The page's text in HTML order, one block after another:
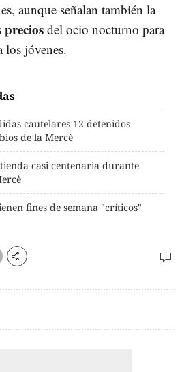
aunque señalan también la
del ocio nocturno para
los jóvenes.
cautelares 12 detenidos
de la Mercè
casi centenaria durante
fines de semana "críticos"